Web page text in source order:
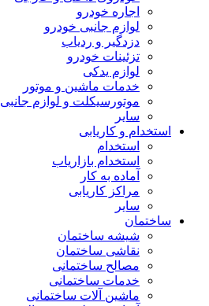
اجاره خودرو
لوازم جانبی خودرو
دزدگیر و ردیاب
تزئینات خودرو
لوازم یدکی
خدمات ماشین و موتور
موتورسیکلت و لوازم جانبی
سایر
استخدام و کاریابی
استخدام
استخدام بازاریاب
آماده به کار
مراکز کاریابی
سایر
ساختمان
شیشه ساختمان
نقاشی ساختمان
مصالح ساختمانی
خدمات ساختمانی
ماشین آلات ساختمانی